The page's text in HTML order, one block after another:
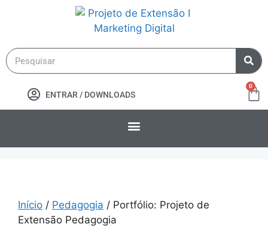
ENTRAR / DOWNLOADS
0
Início / Pedagogia / Portfólio: Projeto de
Extensão Pedagogia